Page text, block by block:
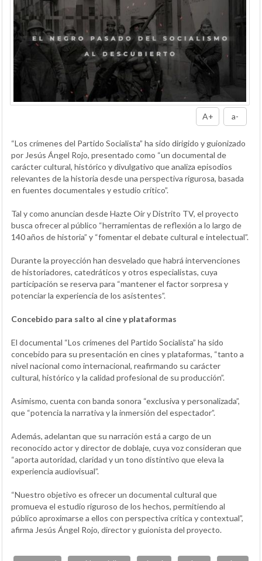
A+ a-
“Los crímenes del Partido Socialista” ha sido dirigido y guionizado
por Jesús Ángel Rojo, presentado como “un documental de
carácter cultural, histórico y divulgativo que analiza episodios
relevantes de la historia desde una perspectiva rigurosa, basada
en fuentes documentales y estudio crítico”.
Tal y como anuncian desde Hazte Oír y Distrito TV, el proyecto
busca ofrecer al público “herramientas de reflexión a lo largo de
140 años de historia” y “fomentar el debate cultural e intelectual”.
Durante la proyección han desvelado que habrá intervenciones
de historiadores, catedráticos y otros especialistas, cuya
participación se reserva para “mantener el factor sorpresa y
potenciar la experiencia de los asistentes”.
Concebido para salto al cine y plataformas
El documental “Los crímenes del Partido Socialista” ha sido
concebido para su presentación en cines y plataformas, “tanto a
nivel nacional como internacional, reafirmando su carácter
cultural, histórico y la calidad profesional de su producción”.
Asimismo, cuenta con banda sonora “exclusiva y personalizada”,
que “potencia la narrativa y la inmersión del espectador”.
Además, adelantan que su narración está a cargo de un
reconocido actor y director de doblaje, cuya voz consideran que
“aporta autoridad, claridad y un tono distintivo que eleva la
experiencia audiovisual”.
“Nuestro objetivo es ofrecer un documental cultural que
promueva el estudio riguroso de los hechos, permitiendo al
público aproximarse a ellos con perspectiva crítica y contextual”,
afirma Jesús Ángel Rojo, director y guionista del proyecto.